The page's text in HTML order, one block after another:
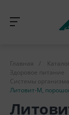
Главная /
Здоровое питание
Системы организма
Литовит-М,